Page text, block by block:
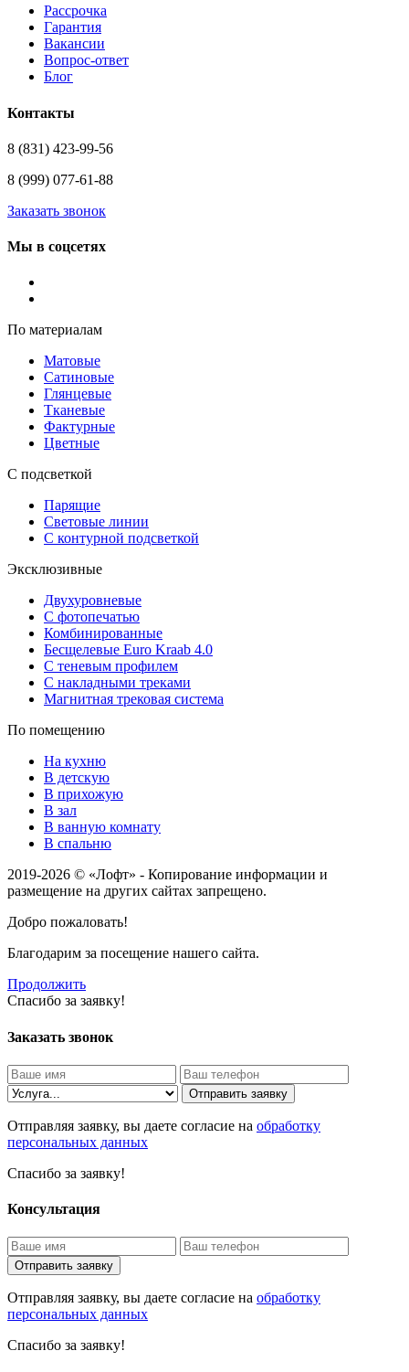
Рассрочка
Гарантия
Вакансии
Вопрос-ответ
Блог
Контакты
8 (831) 423-99-56
8 (999) 077-61-88
Заказать звонок
Мы в соцсетях
По материалам
Матовые
Сатиновые
Глянцевые
Тканевые
Фактурные
Цветные
С подсветкой
Парящие
Световые линии
С контурной подсветкой
Эксклюзивные
Двухуровневые
С фотопечатью
Комбинированные
Бесщелевые Euro Kraab 4.0
С теневым профилем
С накладными треками
Магнитная трековая система
По помещению
На кухню
В детскую
В прихожую
В зал
В ванную комнату
В спальню
2019-2026 © «Лофт» - Копирование информации и
размещение на других сайтах запрещено.
Добро пожаловать!
Благодарим за посещение нашего сайта.
Продолжить
Спасибо за заявку!
Заказать звонок
Отправить заявку
Отправляя заявку, вы даете согласие на обработку
персональных данных
Спасибо за заявку!
Консультация
Отправить заявку
Отправляя заявку, вы даете согласие на обработку
персональных данных
Спасибо за заявку!